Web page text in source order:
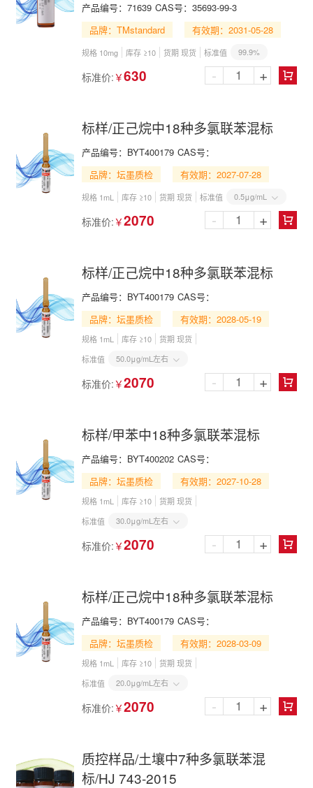
产品编号： 71639 CAS号： 35693-99-3
品牌：TMstandard
有效期：2031-05-28
规格 10mg 库存 ≥10 货期 现货 标准值 99.9%
标准价: ￥630 
- +
标样/正己烷中18种多氯联苯混标
产品编号： BYT400179 CAS号：
品牌：坛墨质检
有效期：2027-07-28
规格 1mL 库存 ≥10 货期 现货 标准值 0.5μg/mL 
标准价: ￥2070 
- +
标样/正己烷中18种多氯联苯混标
产品编号： BYT400179 CAS号：
品牌：坛墨质检
有效期：2028-05-19
规格 1mL 库存 ≥10
货期 现货
标准值
50.0μg/mL左右 
标准价: ￥2070 
- +
标样/甲苯中18种多氯联苯混标
产品编号： BYT400202 CAS号：
品牌：坛墨质检
有效期：2027-10-28
规格 1mL 库存 ≥10
货期 现货
标准值
30.0μg/mL左右 
标准价: ￥2070 
- +
标样/正己烷中18种多氯联苯混标
产品编号： BYT400179 CAS号：
品牌：坛墨质检
有效期：2028-03-09
规格 1mL 库存 ≥10
货期 现货
标准值
20.0μg/mL左右 
标准价: ￥2070 
- +
质控样品/土壤中7种多氯联苯混
标/HJ 743-2015